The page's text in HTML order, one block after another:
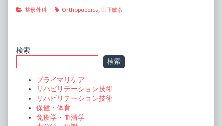
Categories
整形外科 Tags
Orthopaedics, 山下敏彦
Primary
Sidebar
検索
検索
プライマリケア
リハビリテーション技術
リハビリテーション技術
保健・体育
免疫学・血清学